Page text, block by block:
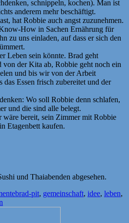
schnippeln, kochen). Man ist
anderem mehr beschäftigt.
hat Robbie auch angst zuzunehmen.
How in Sachen Ernährung für
zu uns einladen, auf dass er sich den
Leben sein könnte. Brad geht
der Kita ab, Robbie geht noch ein
und bis wir von der Arbeit
das Essen frisch zubereitet und der
Wo soll Robbie denn schlafen,
und die sind alle belegt.
wäre bereit, sein Zimmer mit Robbie
Etagenbett kaufen.
und Thaiabenden abgesehen.
Schlagwörter
brad-pit, gemeinschaft, idee, leben,